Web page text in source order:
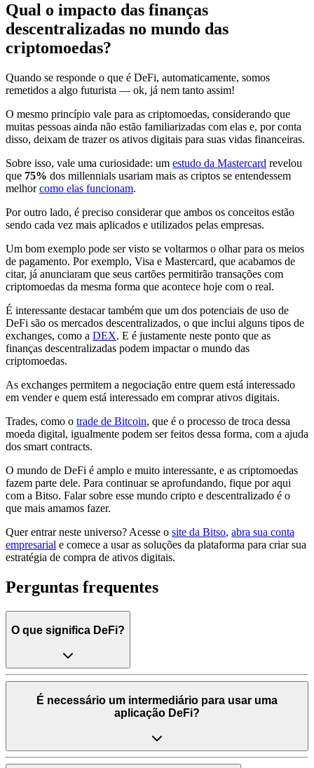
Qual o impacto das finanças
descentralizadas no mundo das
criptomoedas?
Quando se responde o que é DeFi, automaticamente, somos
remetidos a algo futurista — ok, já nem tanto assim!
O mesmo princípio vale para as criptomoedas, considerando que
muitas pessoas ainda não estão familiarizadas com elas e, por conta
disso, deixam de trazer os ativos digitais para suas vidas financeiras.
Sobre isso, vale uma curiosidade: um estudo da Mastercard revelou
que 75% dos millennials usariam mais as criptos se entendessem
melhorcomo elas funcionam.
Por outro lado, é preciso considerar que ambos os conceitos estão
sendo cada vez mais aplicados e utilizados pelas empresas.
Um bom exemplo pode ser visto se voltarmos o olhar para os meios
de pagamento. Por exemplo, Visa e Mastercard, que acabamos de
citar, já anunciaram que seus cartões permitirão transações com
criptomoedas da mesma forma que acontece hoje com o real.
É interessante destacar também que um dos potenciais de uso de
DeFi são os mercados descentralizados, o que inclui alguns tipos de
exchanges, como a DEX. E é justamente neste ponto que as
finanças descentralizadas podem impactar o mundo das
criptomoedas.
As exchanges permitem a negociação entre quem está interessado
em vender e quem está interessado em comprar ativos digitais.
Trades, como o trade de Bitcoin, que é o processo de troca dessa
moeda digital, igualmente podem ser feitos dessa forma, com a ajuda
dos smart contracts.
O mundo de DeFi é amplo e muito interessante, e as criptomoedas
fazem parte dele. Para continuar se aprofundando, fique por aqui
com a Bitso. Falar sobre esse mundo cripto e descentralizado é o
que mais amamos fazer.
Quer entrar neste universo? Acesse o site da Bitso, abra sua conta
empresarial e comece a usar as soluções da plataforma para criar sua
estratégia de compra de ativos digitais.
Perguntas frequentes
O que significa DeFi?
É necessário um intermediário para usar uma
aplicação DeFi?